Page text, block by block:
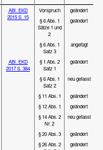
ABl. EKD
2015 S. 15
Vorspruch
geändert
§ 6 Abs. 1
Sätze 1 und
2
geändert
§ 6 Abs. 1
Satz 3
angefügt
ABl. EKD
2017 S. 384
§ 1 Abs. 2
Satz 1
geändert
§ 6 Abs. 1
Satz 2
neu gefasst
§ 11 Abs. 1
geändert
§ 12 Abs. 1
geändert
§ 14 Abs. 2
Nr. 2
neu gefasst
§ 20 Abs. 3
geändert
§ 26 Abs. 2
geändert